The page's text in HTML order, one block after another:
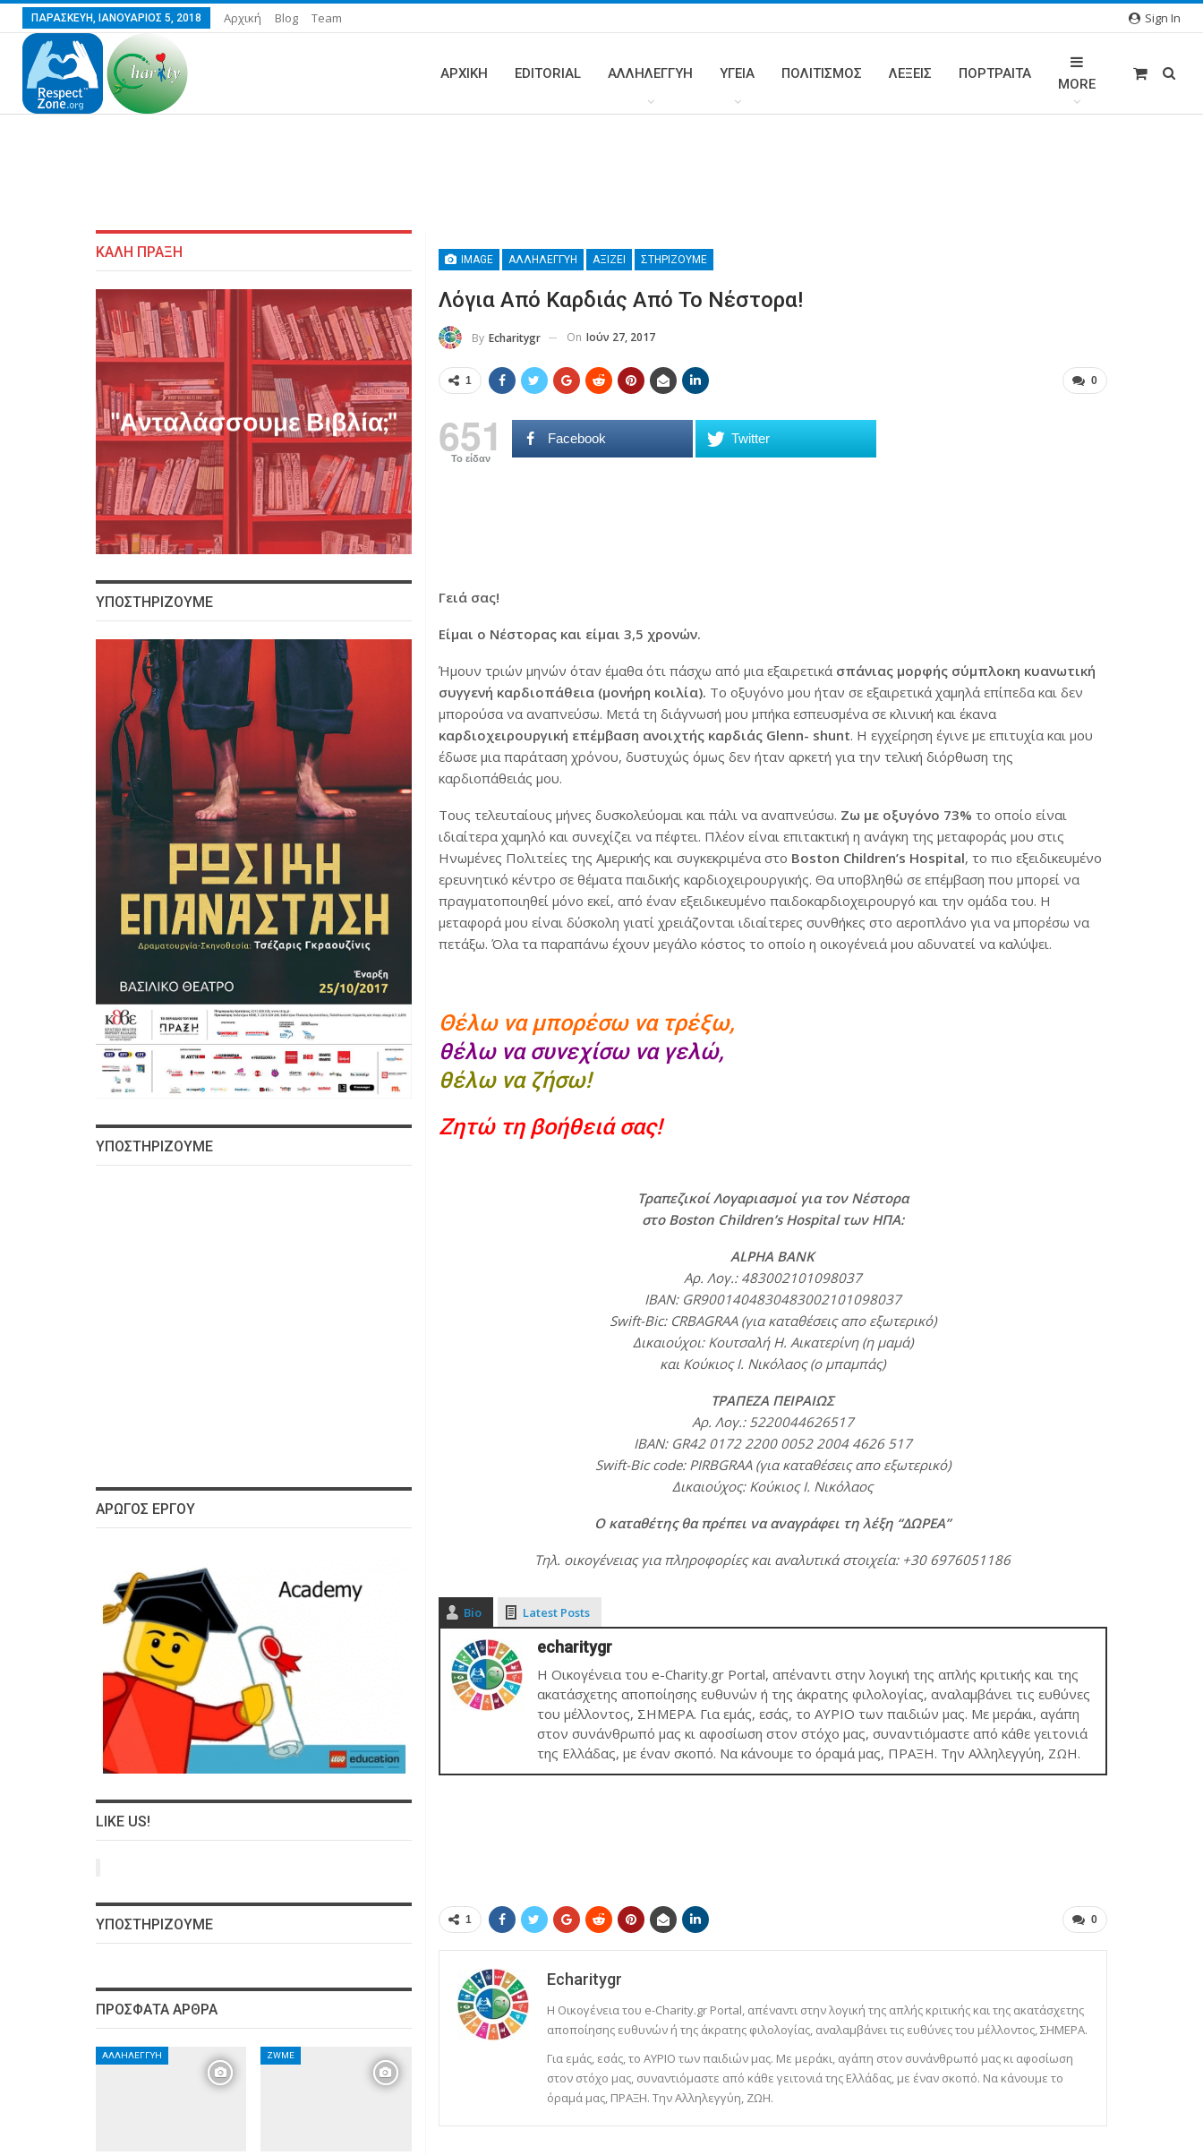
ΠΑΡΑΣΚΕΥΉ, ΙΑΝΟΥΆΡΙΟΣ 5, 2018 Αρχική Blog Team Sign In
ΑΡΧΙΚΗ EDITORIAL ΑΛΛΗΛΕΓΓΥΗ ΥΓΕΊΑ ΠΟΛΙΤΙΣΜΟΣ ΛΕΞΕΙΣ ΠΟΡΤΡΑΊΤΑ
MORE
IMAGE ΑΛΛΗΛΕΓΓΎΗ ΑΞΊΖΕΙ ΣΤΗΡΊΖΟΥΜΕ
Λόγια Από Καρδιάς Από Το Νέστορα!
By Echaritygr On Ιούν 27, 2017
1 0
651
Το είδαν
Facebook Twitter
Γειά σας!
Είμαι ο Νέστορας και είμαι 3,5 χρονών.
Ήμουν τριών μηνών όταν έμαθα ότι πάσχω από μια εξαιρετικά σπάνιας μορφής σύμπλοκη κυανωτική
συγγενή καρδιοπάθεια (μονήρη κοιλία). Το οξυγόνο μου ήταν σε εξαιρετικά χαμηλά επίπεδα και δεν
μπορούσα να αναπνεύσω. Μετά τη διάγνωσή μου μπήκα εσπευσμένα σε κλινική και έκανα
καρδιοχειρουργική επέμβαση ανοιχτής καρδιάς Glenn- shunt. Η εγχείρηση έγινε με επιτυχία και μου
έδωσε μια παράταση χρόνου, δυστυχώς όμως δεν ήταν αρκετή για την τελική διόρθωση της
καρδιοπάθειάς μου.
Τους τελευταίους μήνες δυσκολεύομαι και πάλι να αναπνεύσω. Ζω με οξυγόνο 73% το οποίο είναι
ιδιαίτερα χαμηλό και συνεχίζει να πέφτει. Πλέον είναι επιτακτική η ανάγκη της μεταφοράς μου στις
Ηνωμένες Πολιτείες της Αμερικής και συγκεκριμένα στο Boston Children’s Hospital, το πιο εξειδικευμένο
ερευνητικό κέντρο σε θέματα παιδικής καρδιοχειρουργικής. Θα υποβληθώ σε επέμβαση που μπορεί να
πραγματοποιηθεί μόνο εκεί, από έναν εξειδικευμένο παιδοκαρδιοχειρουργό και την ομάδα του. Η
μεταφορά μου είναι δύσκολη γιατί χρειάζονται ιδιαίτερες συνθήκες στο αεροπλάνο για να μπορέσω να
πετάξω. Όλα τα παραπάνω έχουν μεγάλο κόστος το οποίο η οικογένειά μου αδυνατεί να καλύψει.
Θέλω να μπορέσω να τρέξω,
θέλω να συνεχίσω να γελώ,
θέλω να ζήσω!
Ζητώ τη βοήθειά σας!
Τραπεζικοί Λογαριασμοί για τον Νέστορα
στο Boston Children’s Hospital των ΗΠΑ:
ALPHA BANK
Αρ. Λογ.: 483002101098037
ΙΒΑΝ: GR9001404830483002101098037
Swift-Bic: CRBAGRAA (για καταθέσεις απο εξωτερικό)
Δικαιούχοι: Κουτσαλή Η. Αικατερίνη (η μαμά)
και Κούκιος Ι. Νικόλαος (ο μπαμπάς)
ΤΡΑΠΕΖΑ ΠΕΙΡΑΙΩΣ
Αρ. Λογ.: 5220044626517
ΙΒΑΝ: GR42 0172 2200 0052 2004 4626 517
Swift-Bic code: PIRBGRAA (για καταθέσεις απο εξωτερικό)
Δικαιούχος: Κούκιος Ι. Νικόλαος
Ο καταθέτης θα πρέπει να αναγράφει τη λέξη “ΔΩΡΕΑ”
Τηλ. οικογένειας για πληροφορίες και αναλυτικά στοιχεία: +30 6976051186
Bio Latest Posts
echaritygr
Η Οικογένεια του e-Charity.gr Portal, απέναντι στην λογική της απλής κριτικής και της
ακατάσχετης αποποίησης ευθυνών ή της άκρατης φιλολογίας, αναλαμβάνει τις ευθύνες
του μέλλοντος, ΣΗΜΕΡΑ. Για εμάς, εσάς, το ΑΥΡΙΟ των παιδιών μας. Με μεράκι, αγάπη
στον συνάνθρωπό μας κι αφοσίωση στον στόχο μας, συναντιόμαστε από κάθε γειτονιά
της Ελλάδας, με έναν σκοπό. Να κάνουμε το όραμά μας, ΠΡΑΞΗ. Την Αλληλεγγύη, ΖΩΗ.
1 0
Echaritygr
Η Οικογένεια του e-Charity.gr Portal, απέναντι στην λογική της απλής κριτικής και της ακατάσχετης
αποποίησης ευθυνών ή της άκρατης φιλολογίας, αναλαμβάνει τις ευθύνες του μέλλοντος, ΣΗΜΕΡΑ.
Για εμάς, εσάς, το ΑΥΡΙΟ των παιδιών μας. Με μεράκι, αγάπη στον συνάνθρωπό μας κι αφοσίωση
στον στόχο μας, συναντιόμαστε από κάθε γειτονιά της Ελλάδας, με έναν σκοπό. Να κάνουμε το
όραμά μας, ΠΡΑΞΗ. Την Αλληλεγγύη, ΖΩΗ.
ΚΑΛΗ ΠΡΑΞΗ
ΥΠΟΣΤΗΡΙΖΟΥΜΕ
ΥΠΟΣΤΗΡΙΖΟΥΜΕ
ΑΡΩΓΌΣ ΈΡΓΟΥ
LIKE US!
ΥΠΟΣΤΗΡΊΖΟΥΜΕ
ΠΡΌΣΦΑΤΑ ΆΡΘΡΑ
ΑΛΛΗΛΕΓΓΎΗ ZWME